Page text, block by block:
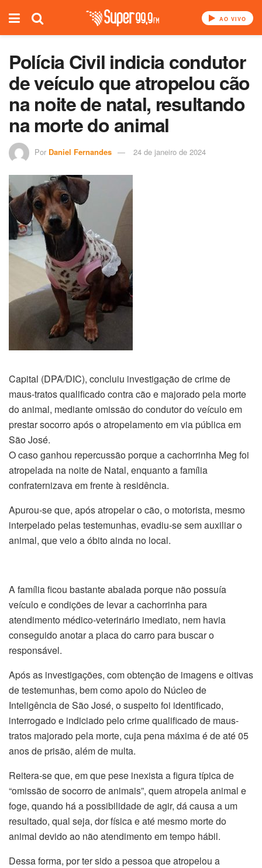
AO VIVO
Polícia Civil indicia condutor
de veículo que atropelou cão
na noite de natal, resultando
na morte do animal
Por Daniel Fernandes 24 de janeiro de 2024
Capital (DPA/DIC), concluiu investigação de crime de
maus-tratos qualificado contra cão e majorado pela morte
do animal, mediante omissão do condutor do veículo em
prestar socorro após o atropelamento em via pública em
São José.
O caso ganhou repercussão porque a cachorrinha Meg foi
atropelada na noite de Natal, enquanto a família
confraternizava em frente à residência.
Apurou-se que, após atropelar o cão, o motorista, mesmo
interpelado pelas testemunhas, evadiu-se sem auxiliar o
animal, que veio a óbito ainda no local.
A família ficou bastante abalada porque não possuía
veículo e condições de levar a cachorrinha para
atendimento médico-veterinário imediato, nem havia
conseguido anotar a placa do carro para buscar o
responsável.
Após as investigações, com obtenção de imagens e oitivas
de testemunhas, bem como apoio do Núcleo de
Inteligência de São José, o suspeito foi identificado,
interrogado e indiciado pelo crime qualificado de maus-
tratos majorado pela morte, cuja pena máxima é de até 05
anos de prisão, além de multa.
Reitera-se que, em que pese inexista a figura típica de
“omissão de socorro de animais”, quem atropela animal e
foge, quando há a possibilidade de agir, dá causa a um
resultado, qual seja, dor física e até mesmo morte do
animal devido ao não atendimento em tempo hábil.
Dessa forma, por ter sido a pessoa que atropelou a